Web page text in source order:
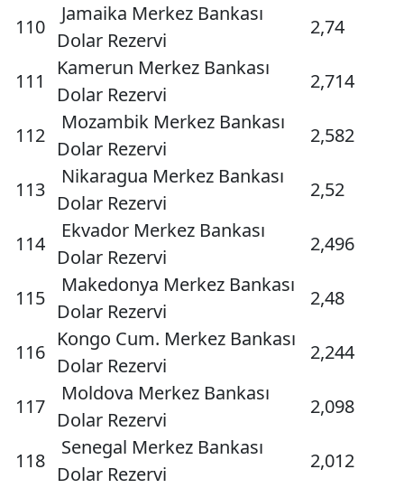
110
Jamaika Merkez Bankası
Dolar Rezervi
2,74
111
Kamerun Merkez Bankası
Dolar Rezervi
2,714
112
Mozambik Merkez Bankası
Dolar Rezervi
2,582
113
Nikaragua Merkez Bankası
Dolar Rezervi
2,52
114
Ekvador Merkez Bankası
Dolar Rezervi
2,496
115
Makedonya Merkez Bankası
Dolar Rezervi
2,48
116
Kongo Cum. Merkez Bankası
Dolar Rezervi
2,244
117
Moldova Merkez Bankası
Dolar Rezervi
2,098
118
Senegal Merkez Bankası
Dolar Rezervi
2,012